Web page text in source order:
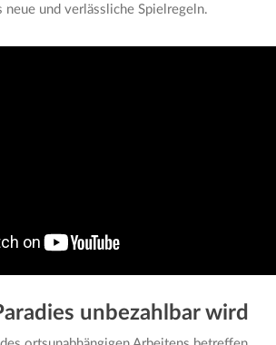
neue und verlässliche Spielregeln.
unbezahlbar wird